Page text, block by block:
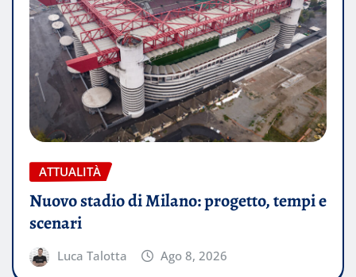
ATTUALITÀ
Nuovo stadio di Milano: progetto, tempi e
scenari
Luca Talotta Ago 8, 2026